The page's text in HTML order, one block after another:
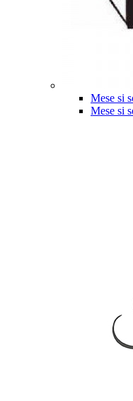
Mese si
Mese si